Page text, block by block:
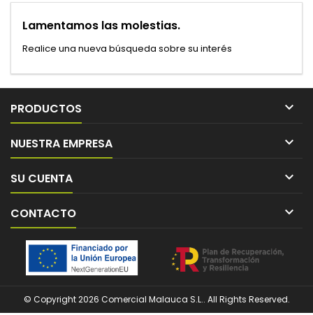
Lamentamos las molestias.
Realice una nueva búsqueda sobre su interés
PRODUCTOS 
NUESTRA EMPRESA 
SU CUENTA 
CONTACTO 
© Copyright 2026 Comercial Malauca S.L.. All Rights Reserved.